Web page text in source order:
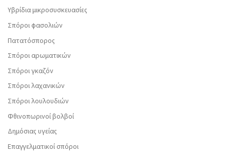
Υβρίδια μικροσυσκευασίες
Σπόροι φασολιών
Πατατόσπορος
Σπόροι αρωματικών
Σπόροι γκαζόν
Σπόροι λαχανικών
Σπόροι λουλουδιών
Φθινοπωρινοί βολβοί
Δημόσιας υγείας
Επαγγελματικοί σπόροι